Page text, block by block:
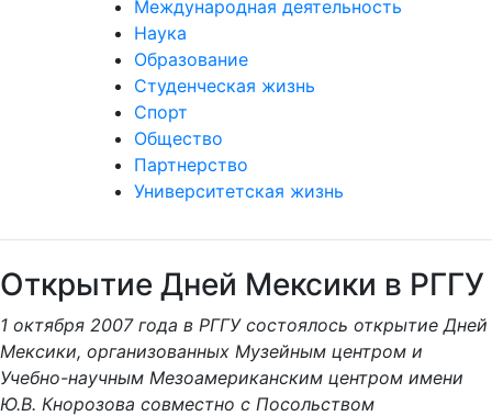
Международная деятельность
Наука
Образование
Студенческая жизнь
Спорт
Общество
Партнерство
Университетская жизнь
Открытие Дней Мексики в РГГУ
1 октября 2007 года в РГГУ состоялось открытие Дней
Мексики, организованных Музейным центром и
Учебно-научным Мезоамериканским центром имени
Ю.В. Кнорозова совместно с Посольством